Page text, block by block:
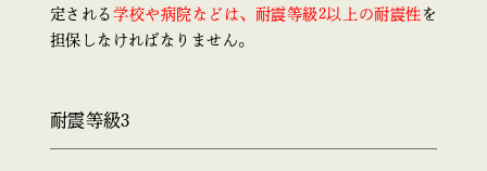
定される学校や病院などは、耐震等級2以上の耐震性 を
担保しなければなりません。
耐震等級3